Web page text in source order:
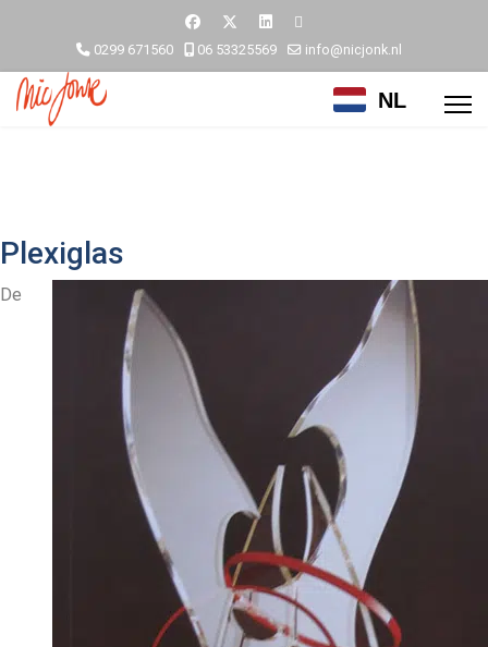
0299 671560 06 53325569 info@nicjonk.nl
NL
Plexiglas
De